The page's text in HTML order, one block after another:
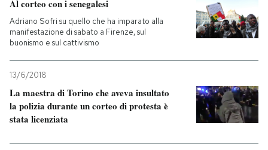
Entra
Al corteo con i senegalesi
Adriano Sofri su quello che ha imparato alla
manifestazione di sabato a Firenze, sul
buonismo e sul cattivismo
13/6/2018
La maestra di Torino che aveva insultato
la polizia durante un corteo di protesta è
stata licenziata